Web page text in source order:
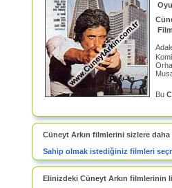
Bu
Cüneyt Arkın filmlerini sizlere
Sahip olmak istediğiniz filmleri
Elinizdeki Cüneyt Arkın filmlerinin